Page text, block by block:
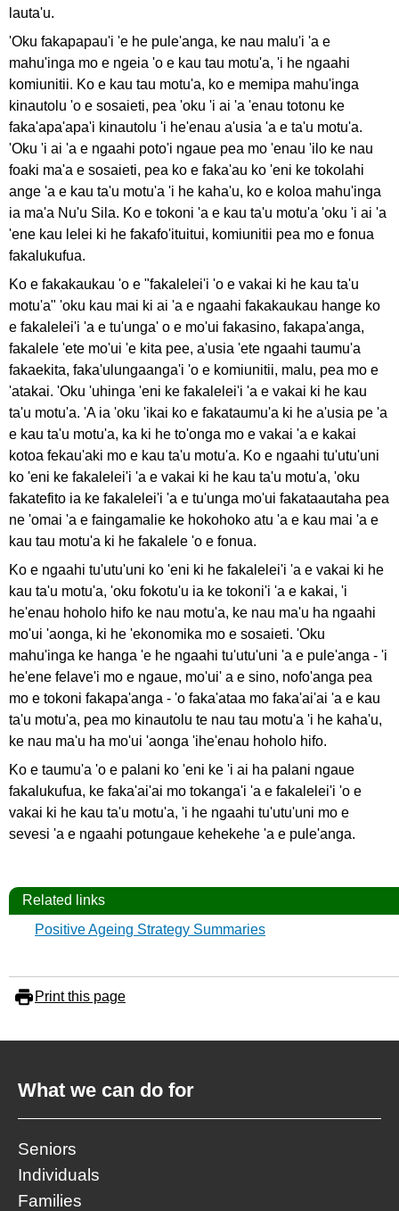
lauta'u.
'Oku fakapapau'i 'e he pule'anga, ke nau malu'i 'a e
mahu'inga mo e ngeia 'o e kau tau motu'a, 'i he ngaahi
komiunitii. Ko e kau tau motu'a, ko e memipa mahu'inga
kinautolu 'o e sosaieti, pea 'oku 'i ai 'a 'enau totonu ke
faka'apa'apa'i kinautolu 'i he'enau a'usia 'a e ta'u motu'a.
'Oku 'i ai 'a e ngaahi poto'i ngaue pea mo 'enau 'ilo ke nau
foaki ma'a e sosaieti, pea ko e faka'au ko 'eni ke tokolahi
ange 'a e kau ta'u motu'a 'i he kaha'u, ko e koloa mahu'inga
ia ma'a Nu'u Sila. Ko e tokoni 'a e kau ta'u motu'a 'oku 'i ai 'a
'ene kau lelei ki he fakafo'ituitui, komiunitii pea mo e fonua
fakalukufua.
Ko e fakakaukau 'o e "fakalelei'i 'o e vakai ki he kau ta'u
motu'a" 'oku kau mai ki ai 'a e ngaahi fakakaukau hange ko
e fakalelei'i 'a e tu'unga' o e mo'ui fakasino, fakapa'anga,
fakalele 'ete mo'ui 'e kita pee, a'usia 'ete ngaahi taumu'a
fakaekita, faka'ulungaanga'i 'o e komiunitii, malu, pea mo e
'atakai. 'Oku 'uhinga 'eni ke fakalelei'i 'a e vakai ki he kau
ta'u motu'a. 'A ia 'oku 'ikai ko e fakataumu'a ki he a'usia pe 'a
e kau ta'u motu'a, ka ki he to'onga mo e vakai 'a e kakai
kotoa fekau'aki mo e kau ta'u motu'a. Ko e ngaahi tu'utu'uni
ko 'eni ke fakalelei'i 'a e vakai ki he kau ta'u motu'a, 'oku
fakatefito ia ke fakalelei'i 'a e tu'unga mo'ui fakataautaha pea
ne 'omai 'a e faingamalie ke hokohoko atu 'a e kau mai 'a e
kau tau motu'a ki he fakalele 'o e fonua.
Ko e ngaahi tu'utu'uni ko 'eni ki he fakalelei'i 'a e vakai ki he
kau ta'u motu'a, 'oku fokotu'u ia ke tokoni'i 'a e kakai, 'i
he'enau hoholo hifo ke nau motu'a, ke nau ma'u ha ngaahi
mo'ui 'aonga, ki he 'ekonomika mo e sosaieti. 'Oku
mahu'inga ke hanga 'e he ngaahi tu'utu'uni 'a e pule'anga - 'i
he'ene felave'i mo e ngaue, mo'ui' a e sino, nofo'anga pea
mo e tokoni fakapa'anga - 'o faka'ataa mo faka'ai'ai 'a e kau
ta'u motu'a, pea mo kinautolu te nau tau motu'a 'i he kaha'u,
ke nau ma'u ha mo'ui 'aonga 'ihe'enau hoholo hifo.
Ko e taumu'a 'o e palani ko 'eni ke 'i ai ha palani ngaue
fakalukufua, ke faka'ai'ai mo tokanga'i 'a e fakalelei'i 'o e
vakai ki he kau ta'u motu'a, 'i he ngaahi tu'utu'uni mo e
sevesi 'a e ngaahi potungaue kehekehe 'a e pule'anga.
Related links
Positive Ageing Strategy Summaries
Print this page
What we can do for
Seniors
Individuals
Families